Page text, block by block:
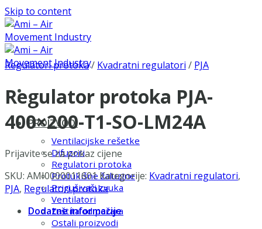
Skip to content
PROIZVODI
Ventilacijske rešetke
Difuzori
Regulatori protoka
Protukišne žaluzine
Prigušivači zvuka
Ventilatori
Zaštita od požara
Ostali proizvodi
Regulatori protoka/ Kvadratni regulatori / PJA
Regulator protoka PJA-
400×200-T1-SO-LM24A
Prijavite se za prikaz cijene
SKU: AMI0000011601 Kategorije: Kvadratni regulatori,
PJA, Regulatori protoka
Dodatne informacije